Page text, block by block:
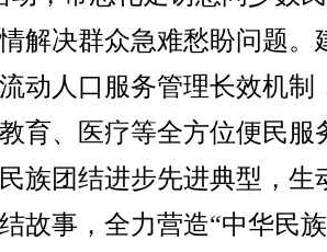
解决群众急难愁盼问题。
动人口服务管理长效机制
育、医疗等全方位便民服
族团结进步先进典型，生
故事，全力营造“中华民